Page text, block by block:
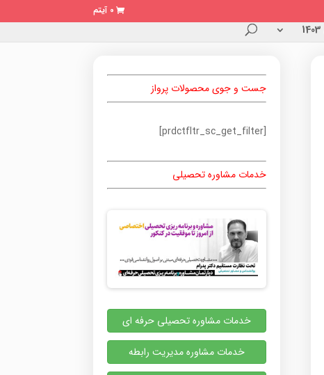
0 آیتم
جست و جوی محصولات پرواز
[prdctfltr_sc_get_filter]
خدمات مشاوره تحصیلی
خدمات مشاوره تحصیلی حرفه ای
خدمات مشاوره مدیریت رابطه